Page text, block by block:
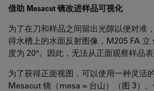
借助 Mesacut 镜改进样品可视化
为了在刀和样品之间留出光隙以便对准
得水槽上的水面反射图像，M205 FA 立
度为 20°。因此，无法从正面观察样品表
为了获得正面视图，可以使用一种灵活
Mesacut 镜（mesa = 台山）（图 3）